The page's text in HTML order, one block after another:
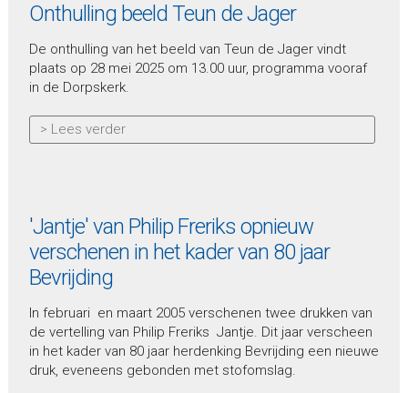
Onthulling beeld Teun de Jager
De onthulling van het beeld van Teun de Jager vindt
plaats op 28 mei 2025 om 13.00 uur, programma vooraf
in de Dorpskerk.
> Lees verder
'Jantje' van Philip Freriks opnieuw
verschenen in het kader van 80 jaar
Bevrijding
In februari en maart 2005 verschenen twee drukken van
de vertelling van Philip Freriks Jantje. Dit jaar verscheen
in het kader van 80 jaar herdenking Bevrijding een nieuwe
druk, eveneens gebonden met stofomslag.